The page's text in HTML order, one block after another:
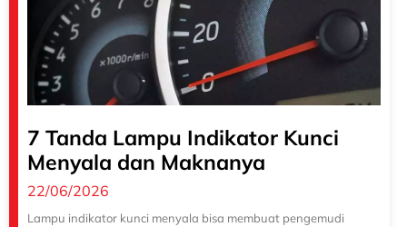
7 Tanda Lampu Indikator Kunci
Menyala dan Maknanya
22/06/2026
Lampu indikator kunci menyala bisa membuat pengemudi